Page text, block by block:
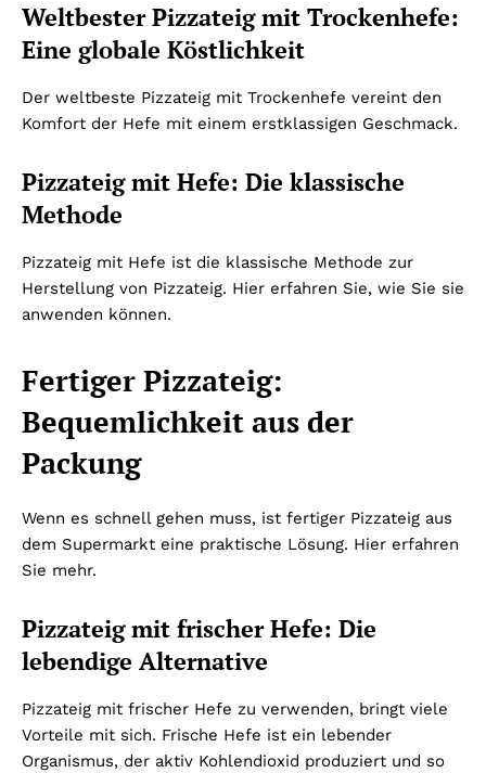
Weltbester Pizzateig mit Trockenhefe:
Eine globale Köstlichkeit
Der weltbeste Pizzateig mit Trockenhefe vereint den
Komfort der Hefe mit einem erstklassigen Geschmack.
Pizzateig mit Hefe: Die klassische
Methode
Pizzateig mit Hefe ist die klassische Methode zur
Herstellung von Pizzateig. Hier erfahren Sie, wie Sie sie
anwenden können.
Fertiger Pizzateig:
Bequemlichkeit aus der
Packung
Wenn es schnell gehen muss, ist fertiger Pizzateig aus
dem Supermarkt eine praktische Lösung. Hier erfahren
Sie mehr.
Pizzateig mit frischer Hefe: Die
lebendige Alternative
Pizzateig mit frischer Hefe zu verwenden, bringt viele
Vorteile mit sich. Frische Hefe ist ein lebender
Organismus, der aktiv Kohlendioxid produziert und so